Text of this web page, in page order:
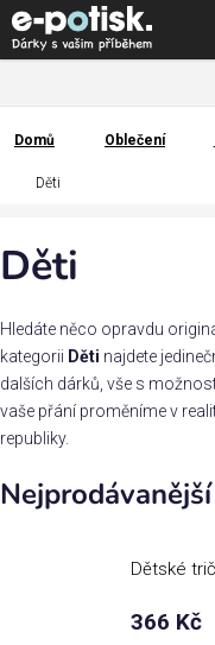
Přejít
na
obsah
Kategorie
Dárek
pro
Rodina
/
Láska
zájmy a
sport
Domů
Domů Oblečení
Děti
Děti
Hledáte něco opravdu
kategorii Děti najdete
dalších dárků, vše s
vaše přání proměníme v
republiky.
Nejprodávanější
Dětské
366 Kč